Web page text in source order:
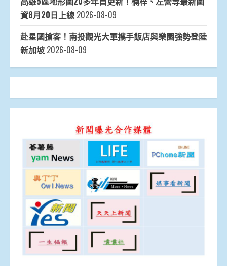
資8月20日上線 2026-08-09
赴星國搶客！南投觀光大軍攜手飯店與樂園強勢登陸
新加坡 2026-08-09